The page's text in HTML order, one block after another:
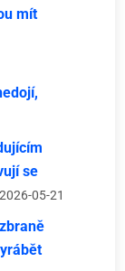
mít
se
05-21